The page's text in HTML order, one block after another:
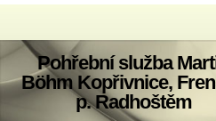
Pohřební služba
Böhm Kopřivnice,
p. Radhoštěm